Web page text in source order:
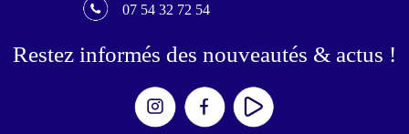
07 54 32 72 54
Restez informés des nouveautés & actus !